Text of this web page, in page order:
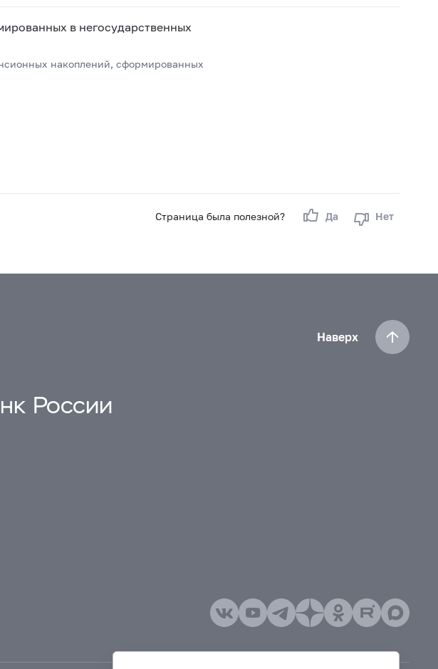
в негосударственных
накоплений, сформированных
Страница была полезной? Да Нет
Наверх
России